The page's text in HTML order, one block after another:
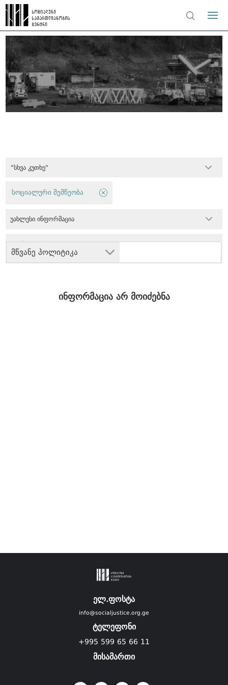
"სხვა კუთხე"
მწვანე პოლიტიკა
სოციალური შემწეობა
უახლესი ინფორმაცია
ინფორმაცია არ მოიძებნა
ელ.ფოსტა
info@socialjustice.org.ge
ტელეფონი
+995 599 65 66 11
მისამართი